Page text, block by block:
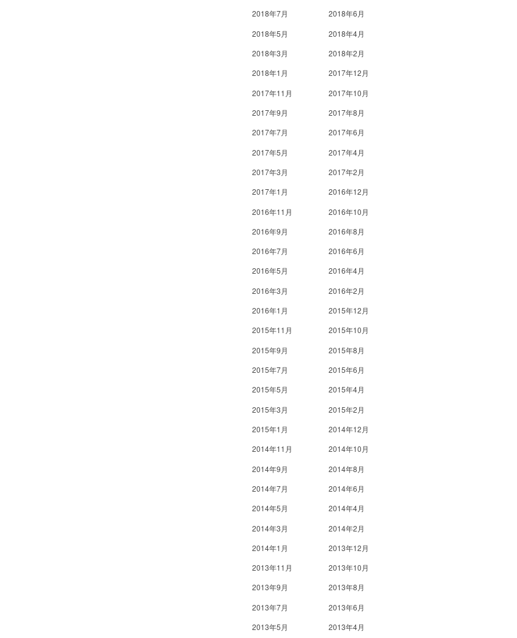
2018年7月
2018年6月
2018年5月
2018年4月
2018年3月
2018年2月
2018年1月
2017年12月
2017年11月
2017年10月
2017年9月
2017年8月
2017年7月
2017年6月
2017年5月
2017年4月
2017年3月
2017年2月
2017年1月
2016年12月
2016年11月
2016年10月
2016年9月
2016年8月
2016年7月
2016年6月
2016年5月
2016年4月
2016年3月
2016年2月
2016年1月
2015年12月
2015年11月
2015年10月
2015年9月
2015年8月
2015年7月
2015年6月
2015年5月
2015年4月
2015年3月
2015年2月
2015年1月
2014年12月
2014年11月
2014年10月
2014年9月
2014年8月
2014年7月
2014年6月
2014年5月
2014年4月
2014年3月
2014年2月
2014年1月
2013年12月
2013年11月
2013年10月
2013年9月
2013年8月
2013年7月
2013年6月
2013年5月
2013年4月